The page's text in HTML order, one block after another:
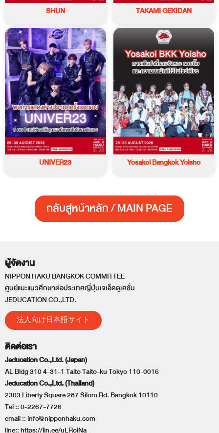
SHUN TAKAMI GEKIDAN
UNIVER23 Yosakoi Bangkok Yoisho
กลับสู่หน้าหลัก / MAIN PAGE
ผู้จัดงาน
NIPPON HAKU BANGKOK COMMITTEE
ศูนย์แนะแนวศึกษาต่อประเทศญี่ปุ่นเจเอ็ดดูเคชั่น
JEDUCATION CO.,LTD.
法人向け日本語サイト
ติดต่อเรา
Jeducation Co.,Ltd. (Japan)
AL Bldg 310 4-31-1 Taito Taito-ku Tokyo 110-0016
Jeducation Co.,Ltd. (Thailand)
2303 Liberty Square 287 Silom Rd. Bangkok 10110
Tel ::0-2267-7726
email ::info@nipponhaku.com
line::https://lin.ee/uLRoiNa